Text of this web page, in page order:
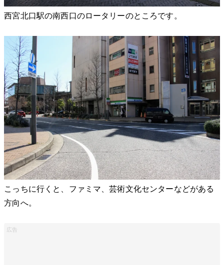
西宮北口駅の南西口のロータリーのところです。
こっちに行くと、ファミマ、芸術文化センターなどがある
方向へ。